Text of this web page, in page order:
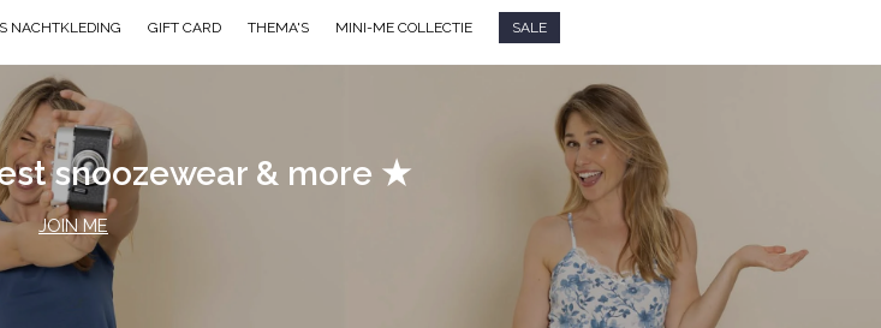
NACHTKLEDING GIFT CARD THEMA'S MINI-ME COLLECTIE SALE
snoozewear & more ★
JOIN ME